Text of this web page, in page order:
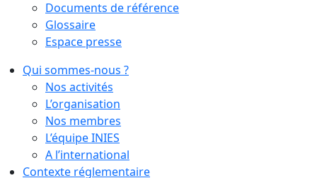
Documents de référence
Glossaire
Espace presse
Qui sommes-nous ?
Nos activités
L’organisation
Nos membres
L’équipe INIES
A l’international
Contexte réglementaire